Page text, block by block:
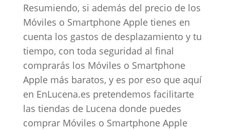
Resumiendo, si además del precio de los
Móviles o Smartphone Apple tienes en
cuenta los gastos de desplazamiento y tu
tiempo, con toda seguridad al final
comprarás los Móviles o Smartphone
Apple más baratos, y es por eso que aquí
en EnLucena.es pretendemos facilitarte
las tiendas de Lucena donde puedes
comprar Móviles o Smartphone Apple